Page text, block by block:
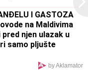
I GASTOZA
na Maldivima
pred njen ulazak u
samo pljušte
by Aklamator